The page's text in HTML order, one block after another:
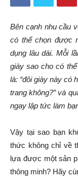
Bên cạnh nhu cầu
có thể chọn được
dụng lâu dài. Mỗi
giày sao cho có
là: “đôi giày này có
trang không?” và
ngay lập tức làm
Vậy tại sao bạn
thức không chỉ về
lựa được một sản
thông minh? Hãy